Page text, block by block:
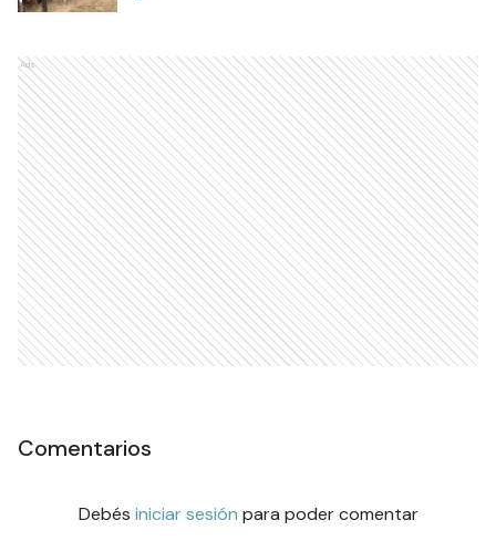
Ads
Comentarios
Debés iniciar sesión para poder comentar